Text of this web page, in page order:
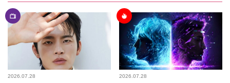
2026.07.28 2026.07.28